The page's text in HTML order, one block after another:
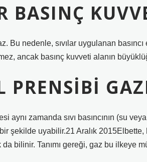
BASINÇ
Bu nedenle, sıvılar uygulanan
ancak basınç kuvveti alanın
PRENSIBI
aynı zamanda sıvı basıncının (su
şekilde uyabilir.21 Aralık 2015Elbette,
bilinir. Tanımı gereği, gaz bu ilkeye